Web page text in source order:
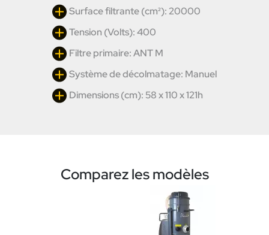
Surface filtrante (cm²): 20000
Tension (Volts): 400
Filtre primaire: ANT M
Système de décolmatage: Manuel
Dimensions (cm): 58 x 110 x 121h
Comparez les modèles